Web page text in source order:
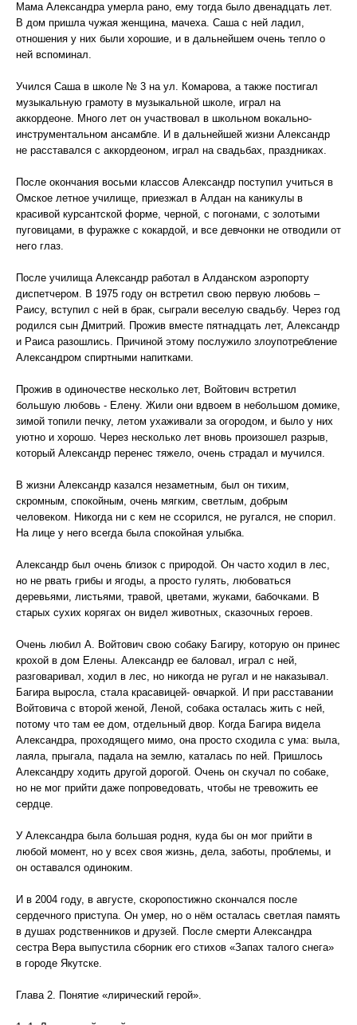
Мама Александра умерла рано, ему тогда было двенадцать лет.
В дом пришла чужая женщина, мачеха. Саша с ней ладил,
отношения у них были хорошие, и в дальнейшем очень тепло о
ней вспоминал.
Учился Саша в школе № 3 на ул. Комарова, а также постигал
музыкальную грамоту в музыкальной школе, играл на
аккордеоне. Много лет он участвовал в школьном вокально-
инструментальном ансамбле. И в дальнейшей жизни Александр
не расставался с аккордеоном, играл на свадьбах, праздниках.
После окончания восьми классов Александр поступил учиться в
Омское летное училище, приезжал в Алдан на каникулы в
красивой курсантской форме, черной, с погонами, с золотыми
пуговицами, в фуражке с кокардой, и все девчонки не отводили от
него глаз.
После училища Александр работал в Алданском аэропорту
диспетчером. В 1975 году он встретил свою первую любовь –
Раису, вступил с ней в брак, сыграли веселую свадьбу. Через год
родился сын Дмитрий. Прожив вместе пятнадцать лет, Александр
и Раиса разошлись. Причиной этому послужило злоупотребление
Александром спиртными напитками.
Прожив в одиночестве несколько лет, Войтович встретил
большую любовь - Елену. Жили они вдвоем в небольшом домике,
зимой топили печку, летом ухаживали за огородом, и было у них
уютно и хорошо. Через несколько лет вновь произошел разрыв,
который Александр перенес тяжело, очень страдал и мучился.
В жизни Александр казался незаметным, был он тихим,
скромным, спокойным, очень мягким, светлым, добрым
человеком. Никогда ни с кем не ссорился, не ругался, не спорил.
На лице у него всегда была спокойная улыбка.
Александр был очень близок с природой. Он часто ходил в лес,
но не рвать грибы и ягоды, а просто гулять, любоваться
деревьями, листьями, травой, цветами, жуками, бабочками. В
старых сухих корягах он видел животных, сказочных героев.
Очень любил А. Войтович свою собаку Багиру, которую он принес
крохой в дом Елены. Александр ее баловал, играл с ней,
разговаривал, ходил в лес, но никогда не ругал и не наказывал.
Багира выросла, стала красавицей- овчаркой. И при расставании
Войтовича с второй женой, Леной, собака осталась жить с ней,
потому что там ее дом, отдельный двор. Когда Багира видела
Александра, проходящего мимо, она просто сходила с ума: выла,
лаяла, прыгала, падала на землю, каталась по ней. Пришлось
Александру ходить другой дорогой. Очень он скучал по собаке,
но не мог прийти даже попроведовать, чтобы не тревожить ее
сердце.
У Александра была большая родня, куда бы он мог прийти в
любой момент, но у всех своя жизнь, дела, заботы, проблемы, и
он оставался одиноким.
И в 2004 году, в августе, скоропостижно скончался после
сердечного приступа. Он умер, но о нём осталась светлая память
в душах родственников и друзей. После смерти Александра
сестра Вера выпустила сборник его стихов «Запах талого снега»
в городе Якутске.
Глава 2. Понятие «лирический герой».